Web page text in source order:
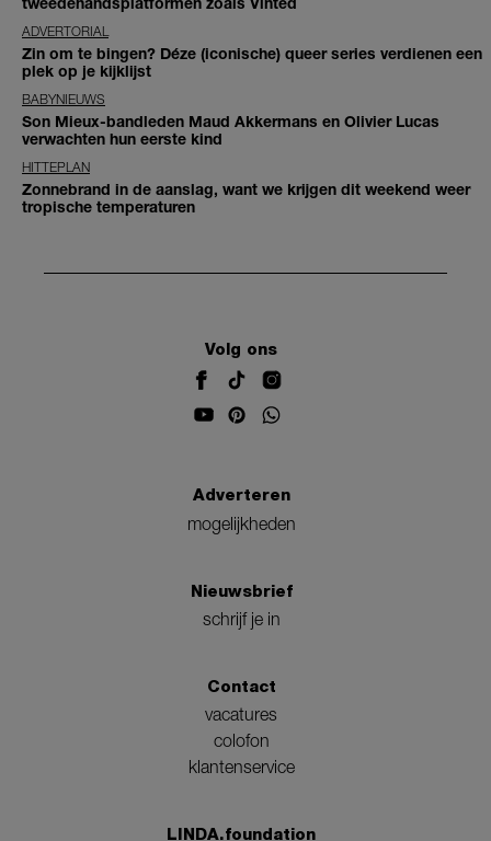
ADVERTORIAL
Zin om te bingen? Déze (iconische) queer series verdienen een
plek op je kijklijst
BABYNIEUWS
Son Mieux-bandleden Maud Akkermans en Olivier Lucas
verwachten hun eerste kind
HITTEPLAN
Zonnebrand in de aanslag, want we krijgen dit weekend weer
tropische temperaturen
Volg ons
Adverteren
mogelijkheden
Nieuwsbrief
schrijf je in
Contact
vacatures
colofon
klantenservice
LINDA.foundation